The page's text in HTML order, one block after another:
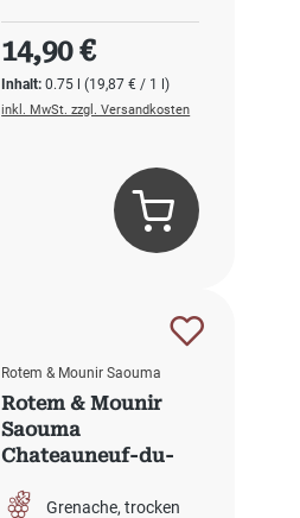
Inhalt:0.75 l(19,87 € / 1 l)
Regulärer Preis:
14,90 €
inkl. MwSt. zzgl. Versandkosten
Rotem & Mounir Saouma
Rotem & Mounir
Saouma
Chateauneuf-du-
Grenache trocken